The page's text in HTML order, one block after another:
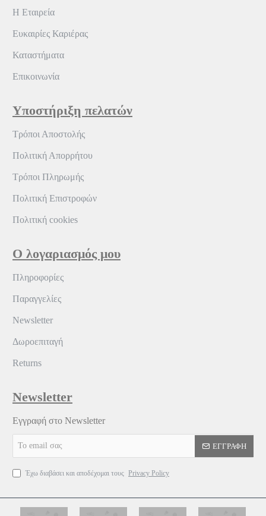
Η Εταιρεία
Ευκαιρίες Καριέρας
Καταστήματα
Επικοινωνία
Υποστήριξη πελατών
Τρόποι Αποστολής
Πολιτική Απορρήτου
Τρόποι Πληρωμής
Πολιτική Επιστροφών
Πολιτική cookies
Ο λογαριασμός μου
Πληροφορίες
Παραγγελίες
Newsletter
Δωροεπιταγή
Returns
Newsletter
Εγγραφή στο Newsletter
email
ΕΓΓΡΑΦΉ
Έχω διαβάσει και αποδέχομαι τους Privacy Policy